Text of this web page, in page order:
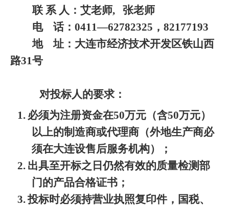
联 系 人：艾老师,
张老师
电
话： 0411—62782325 ， 82177193
地
址：大连市经济技术开发区铁山西
路31号
对投标人的要求：
1. 必须为注册资金在50万元（含50万元）
以上的制造商或代理商（外地生产商必
须在大连设售后服务机构）；
2. 出具至开标之日仍然有效的质量检测部
门的产品合格证书；
3.投标时必须持营业执照复印件，国税、